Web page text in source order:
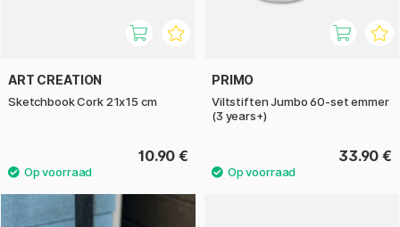
ART CREATION
Sketchbook Cork 21x15 cm
10.90 €
PRIMO
Viltstiften Jumbo 60-set emmer
(3 years+)
33.90 €